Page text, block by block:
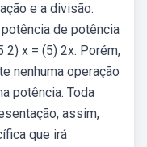
e a divisão.
de potência
x = (5) 2x. Porém,
nenhuma operação
potência. Toda
assim,
que irá